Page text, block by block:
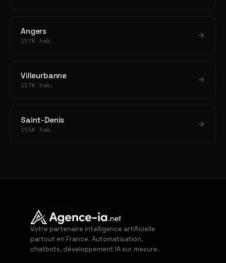
Angers
157K hab.
Villeurbanne
157K hab.
Saint-Denis
155K hab.
Votre partenaire intelligence artificielle
partout en France. Automatisation,
chatbots, développement IA sur mesure.